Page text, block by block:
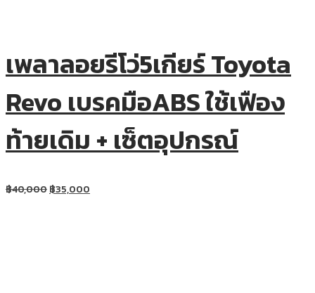
เพลาลอยรีโว่5เกียร์ Toyota
Revo เบรคมือABS ใช้เฟือง
ท้ายเดิม + เซ็ตอุปกรณ์
฿40,000฿35,000